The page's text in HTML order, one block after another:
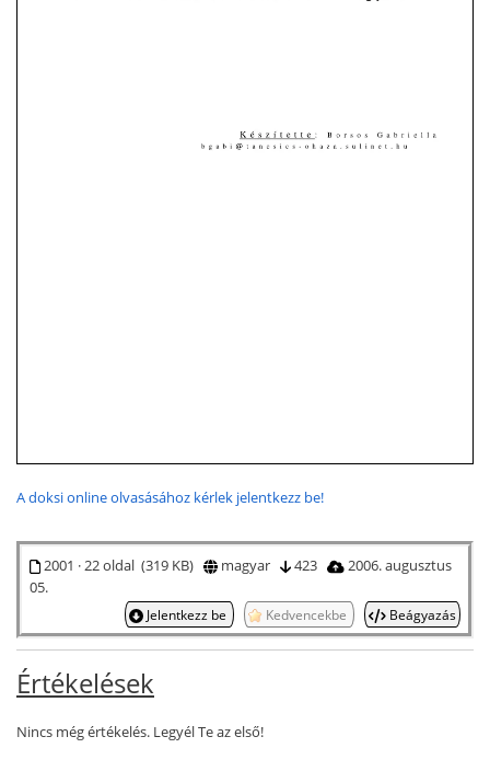
A doksi online olvasásához kérlek jelentkezz be!
2001 · 22 oldal (319 KB) magyar 423
2006. augusztus
05.
Jelentkezz be Kedvencekbe Beágyazás
Értékelések
Nincs még értékelés. Legyél Te az első!